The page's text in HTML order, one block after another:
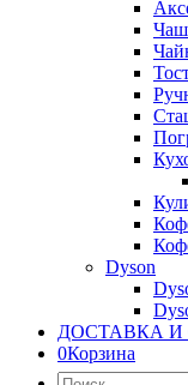
Dyson
ДОСТАВКА И
0Корзина
Найти: